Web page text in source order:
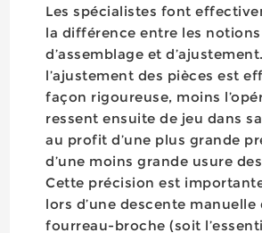
Les spécialistes font
la différence entre les notions
d’assemblage et
l’ajustement des pièces est
façon rigoureuse, moins
ressent ensuite de jeu dans
au profit d’une plus grande
d’une moins grande usure
Cette précision est
lors d’une descente manuelle
fourreau-broche (soit